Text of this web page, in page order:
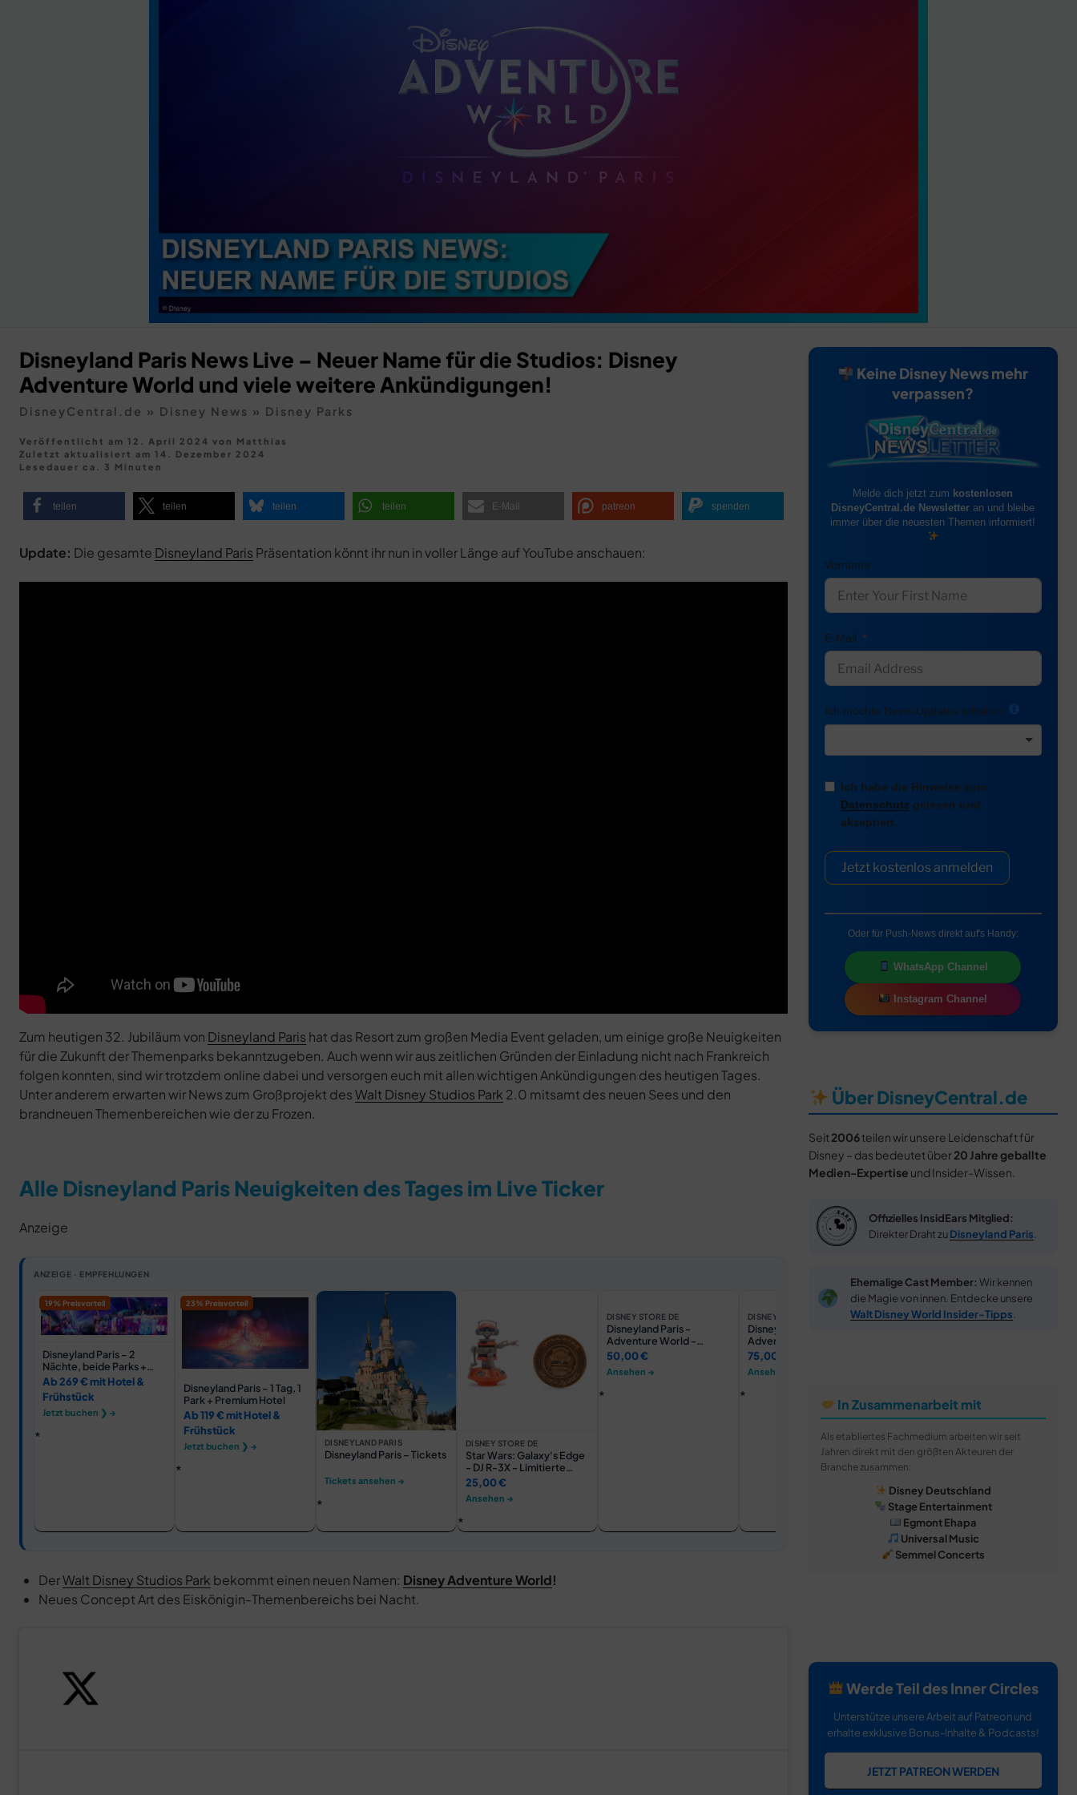
Disneyland Paris News Live – Neuer Name für die Studios: Disney
Adventure World und viele weitere Ankündigungen!
DisneyCentral.de » Disney News » Disney Parks
Veröffentlicht am 12. April 2024 von Matthias
Zuletzt aktualisiert am 14. Dezember 2024
Lesedauer ca. 3 Minuten
teilen teilen teilen teilen E-Mail patreon spenden
Update: Die gesamte Disneyland Paris Präsentation könnt ihr nun in voller Länge auf YouTube anschauen:
Zum heutigen 32. Jubiläum von Disneyland Paris hat das Resort zum großen Media Event geladen, um einige große Neuigkeiten
für die Zukunft der Themenparks bekanntzugeben. Auch wenn wir aus zeitlichen Gründen der Einladung nicht nach Frankreich
folgen konnten, sind wir trotzdem online dabei und versorgen euch mit allen wichtigen Ankündigungen des heutigen Tages.
Unter anderem erwarten wir News zum Großprojekt desWalt Disney Studios Park 2.0 mitsamt des neuen Sees und den
brandneuen Themenbereichen wie der zu Frozen.
Alle Disneyland Paris Neuigkeiten des Tages im Live Ticker
Anzeige
ANZEIGE · EMPFEHLUNGEN
19% Preisvorteil
Disneyland Paris – 2
Nächte, beide Parks +
Hotel
Ab 269 € mit Hotel &
Frühstück
Jetzt buchen ❯ →
23% Preisvorteil
Disneyland Paris – 1 Tag, 1
Park + Premium Hotel
Ab 119 € mit Hotel &
Frühstück
Jetzt buchen ❯ → DISNEYLAND PARIS
Disneyland Paris – Tickets
Tickets ansehen →
DISNEY STORE DE
Star Wars: Galaxy's Edge
- DJ R-3X - Limitierte
Edition - Set mit
Actionfigur, Comicbuch
und Münze
25,00 €
Ansehen →
DISNEY STORE DE
Disneyland Paris -
Adventure World -
Sweatshirt für
Erwachsene
50,00 €
Ansehen →
DISNEY STORE DE
Disneyland Paris -
Adventure World - Spirit
Jersey für Erwachsene
75,00 €
Ansehen →
DISNEY STORE DE
DerWalt Disney Studios Park bekommt einen neuen Namen: Disney Adventure World!
Neues Concept Art des Eiskönigin-Themenbereichs bei Nacht.
Keine Disney News mehr
verpassen?
Melde dich jetzt zum kostenlosen
DisneyCentral.de Newsletter an und bleibe
immer über die neuesten Themen informiert!
Vorname
E-Mail
Ich möchte News-Updates erhalten:
Ich habe die Hinweise zum
Datenschutz gelesen und
akzeptiert.
Jetzt kostenlos anmelden
Oder für Push-News direkt auf's Handy:
WhatsApp Channel
Instagram Channel
Über DisneyCentral.de
Seit 2006teilen wir unsere Leidenschaft für
Disney – das bedeutet über 20 Jahre geballte
Medien-Expertise und Insider-Wissen.
Offizielles InsidEars Mitglied:
Direkter Draht zuDisneyland Paris
Ehemalige Cast Member: Wir kennen
die Magie von innen. Entdecke unsere
Walt Disney World Insider-Tipps
In Zusammenarbeit mit
Als etabliertes Fachmedium arbeiten wir seit
Jahren direkt mit den größten Akteuren der
Branche zusammen:
Disney Deutschland
Stage Entertainment
Egmont Ehapa
Universal Music
Semmel Concerts
Werde Teil des Inner Circles
Unterstütze unsere Arbeit auf Patreon und
erhalte exklusive Bonus-Inhalte & Podcasts!
JETZT PATREON WERDEN